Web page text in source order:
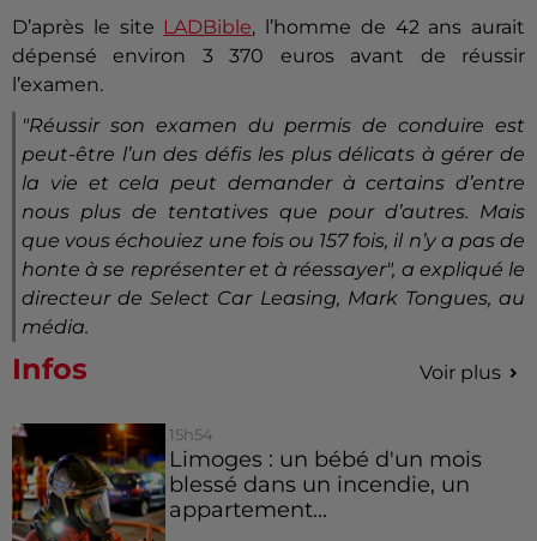
D’après le site LADBible, l’homme de 42 ans aurait
dépensé environ 3 370 euros avant de réussir
l’examen.
"Réussir son examen du permis de conduire est
peut-être l’un des défis les plus délicats à gérer de
la vie et cela peut demander à certains d’entre
nous plus de tentatives que pour d’autres. Mais
que vous échouiez une fois ou 157 fois, il n’y a pas de
honte à se représenter et à réessayer", a expliqué le
directeur de Select Car Leasing, Mark Tongues, au
média.
Infos Voir plus
15h54
Limoges : un bébé d'un mois
blessé dans un incendie, un
appartement...